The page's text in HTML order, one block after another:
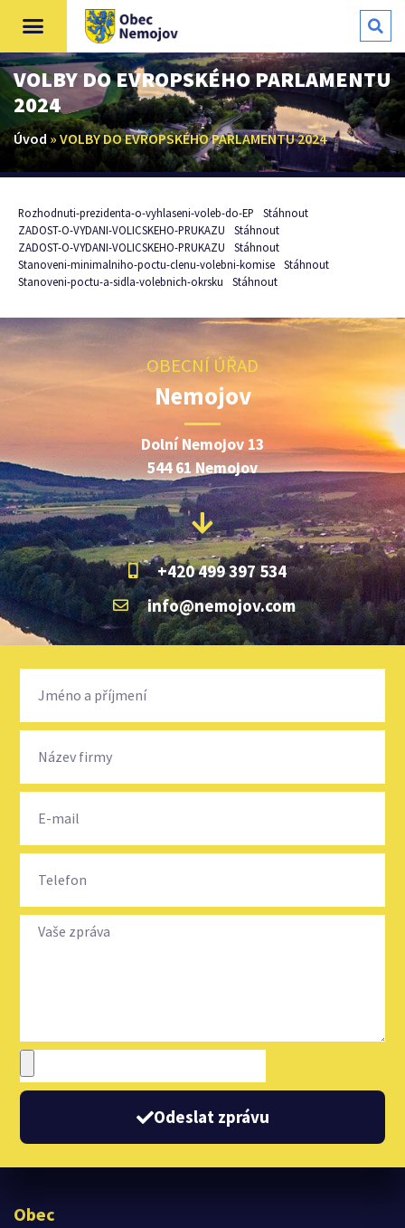
VOLBY DO EVROPSKÉHO PARLAMENTU
2024
Úvod »VOLBY DO EVROPSKÉHO PARLAMENTU 2024
Rozhodnuti-prezidenta-o-vyhlaseni-voleb-do-EP
Stáhnout
ZADOST-O-VYDANI-VOLICSKEHO-PRUKAZU
Stáhnout
ZADOST-O-VYDANI-VOLICSKEHO-PRUKAZU
Stáhnout
Stanoveni-minimalniho-poctu-clenu-volebni-komise
Stáhnout
Stanoveni-poctu-a-sidla-volebnich-okrsku
Stáhnout
OBECNÍ ÚŘAD
Nemojov
Dolní Nemojov 13
544 61 Nemojov
+420 499 397 534
info@nemojov.com
Odeslat zprávu
Obec